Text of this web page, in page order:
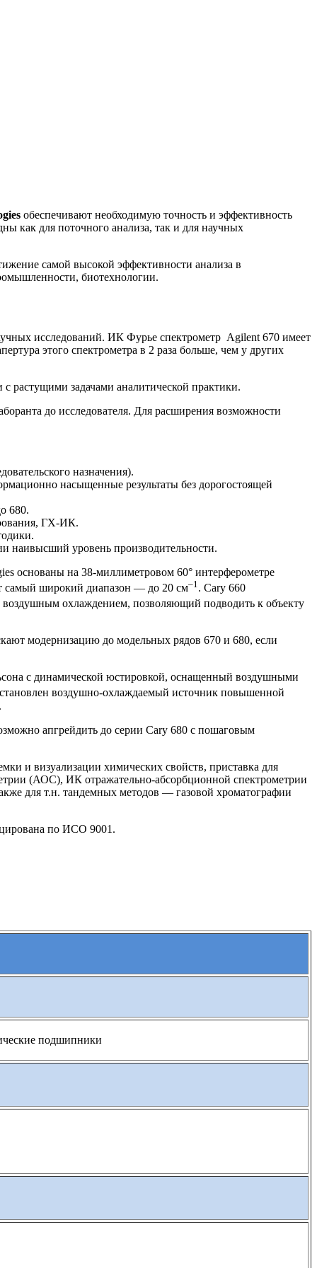
обеспечивают необходимую точность и эффективность
как для поточного анализа, так и для научных
самой высокой эффективности анализа в
биотехнологии.
исследований. ИК Фурье спектрометр Agilent 670 имеет
этого спектрометра в 2 раза больше, чем у других
растущими задачами аналитической практики.
до исследователя. Для расширения возможности
назначения).
насыщенные результаты без дорогостоящей
680.
ГХ-ИК.
наивысший уровень производительности.
основаны на 38-миллиметровом 60° интерферометре
самый широкий диапазон — до 20 см–1 . Cary 660
охлаждением, позволяющий подводить к объекту
модернизацию до модельных рядов 670 и 680, если
с динамической юстировкой, оснащенный воздушными
воздушно-охлаждаемый источник повышенной
апгрейдить до серии Cary 680 с пошаговым
и визуализации химических свойств, приставка для
(АОС), ИК отражательно-абсорбционной спектрометрии
для т.н. тандемных методов — газовой хроматографии
по ИСО 9001.
подшипники